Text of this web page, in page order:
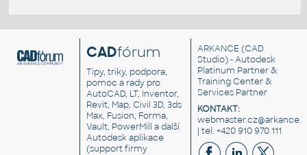
CADfórum
Tipy, triky, podpora,
pomoc a rady pro
AutoCAD, LT, Inventor,
Revit, Map, Civil 3D, 3ds
Max, Fusion, Forma,
Vault, PowerMill a další
Autodesk aplikace
(support firmy
ARKANCE (CAD
Studio) - Autodesk
Platinum Partner &
Training Center &
Services Partner
KONTAKT:
| tel. +420 910 970 111